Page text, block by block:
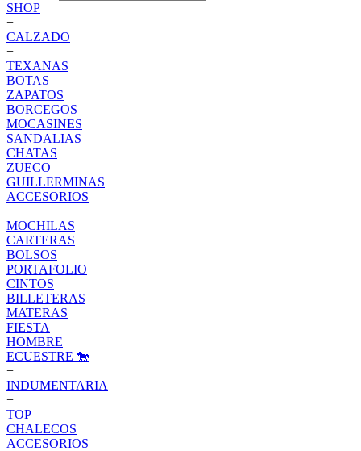
SHOP
+
CALZADO
+
TEXANAS
BOTAS
ZAPATOS
BORCEGOS
MOCASINES
SANDALIAS
CHATAS
ZUECO
GUILLERMINAS
ACCESORIOS
+
MOCHILAS
CARTERAS
BOLSOS
PORTAFOLIO
CINTOS
BILLETERAS
MATERAS
FIESTA
HOMBRE
ECUESTRE 🐎
+
INDUMENTARIA
+
TOP
CHALECOS
ACCESORIOS